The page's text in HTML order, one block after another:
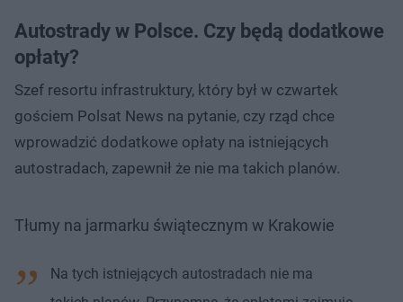
Autostrady w Polsce. Czy będą dodatkowe
opłaty?
Szef resortu infrastruktury, który był w czwartek
gościem Polsat News na pytanie, czy rząd chce
wprowadzić dodatkowe opłaty na istniejących
autostradach, zapewnił że nie ma takich planów.
Tłumy na jarmarku świątecznym w Krakowie
Na tych istniejących autostradach nie ma